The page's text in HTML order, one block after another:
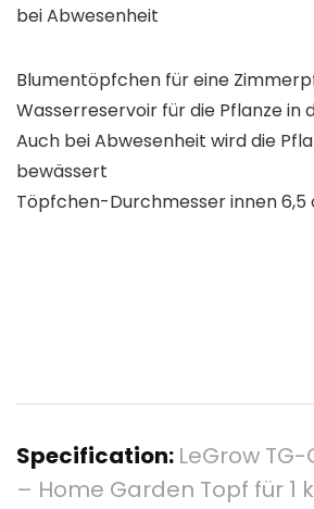
bei Abwesenheit
Blumentöpfchen für eine
Wasserreservoir für die Pflanze in
Auch bei Abwesenheit wird die
bewässert
Töpfchen-Durchmesser innen 6,5
Specification: LeGrow
– Home Garden Topf für 1